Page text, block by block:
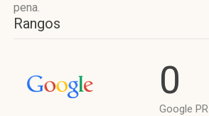
pena.
Rangos
0
Google PR